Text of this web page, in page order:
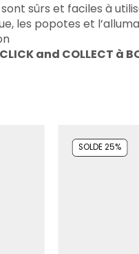
sûrs et faciles à
les popotes et
and COLLECT à
SOLDE 25%